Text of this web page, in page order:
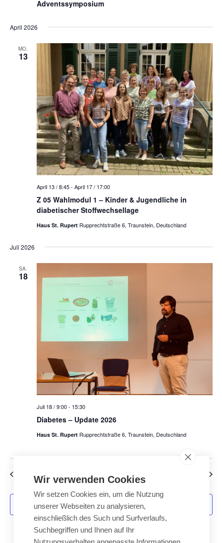
Adventssymposium
April 2026
MO.
13
Z 05 Wahlmodul 1 – Kinder & Jugendliche in
diabetischer Stoffwechsellage
April 13 / 8:45- April 17 / 17:00
Haus St. Rupert Rupprechtstraße 6, Traunstein, Deutschland
Juli 2026
SA.
18
Diabetes – Update 2026
Juli 18 / 9:00- 15:30
Haus St. Rupert Rupprechtstraße 6, Traunstein, Deutschland
Vorherige Veranstaltungen Heute
Kalender abonnieren
Wir verwenden Cookies
Wir setzen Cookies ein, um die Nutzung
unserer Webseiten zu analysieren,
einschließlich des Such und Surfverlaufs,
Suchbegriffen und Ihnen auf Ihr